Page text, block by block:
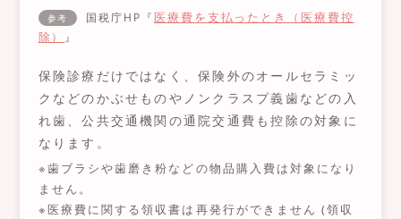
参考 国税庁HP『 医療費を支払ったとき（医療費控
除） 』
保険診療だけではなく、保険外のオールセラミッ
クなどのかぶせものやノンクラスプ義歯などの入
れ歯、公共交通機関の通院交通費も控除の対象に
なります。
※歯ブラシや歯磨き粉などの物品購入費は対象になり
ません。
※医療費に関する領収書は再発行ができません (領収